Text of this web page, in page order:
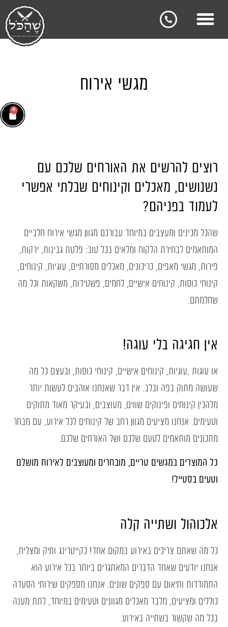
0
מגשי אירוח
רוצים להרשים את האורחים שלכם עם
נשנושים, מאכלים וקינוחים שבלתי אפשרי
לעמוד בפניהם?
שהכל מכינים ומעצבים במיוחד עבורכם מגוון מגשי אירוח חלביים
המותאמים לבחירת הלקוח ומלאים בכל טוב: פלטת גבינות, ירקות,
פירות, מגשי מאפים, כריכונים, מאכלים מסורתיים, עוגיות, קינוחים,
קינוחי כוסות, קינוחים אישיים, לחמים, פשטידות, משקאות וכל מה
שחלמתם.
אין חגיגה בלי עוגה!
או עוגות ,עוגיות, קינוחים אישיים, קינוחי כוסות, ובעצם כל מה
שעושה מתוק בפה ובלב. אין דבר שאנחנו אוהבים לעשות יותר
מלהכין קינוחים ופינוקים שווים, מעוצבים, ובעיקר מאוד מתוקים
וטעימים. אנחנו מציעים מגוון רחב של קינוחים לכל אירוע, עם מבחר
מתכונים מותאמים לטעם שלכם ושל האורחים שלכם.
כל המוצרים במגשים טריים, מובחרים ומעוצבים לאירוח מושלם
וטעים בסטייל!
אלכוהול ושתייה קלה
כל מה שאתם צריכים באירוע במקום אחד! כקייטרינג ותיק ומצליח,
אנחנו יודעים שאחד הדברים המאתגרים ביותר בכל אירוע הוא
התמודדות ותיאום עם ספקים שונים. אנחנו מספקים שירותי הסעדה
כוללים ומציעים, מלבד מאכלים מגוונים וטעימים במיוחד, לתת מענה
בכל מה שקשור בשתייה באירוע.